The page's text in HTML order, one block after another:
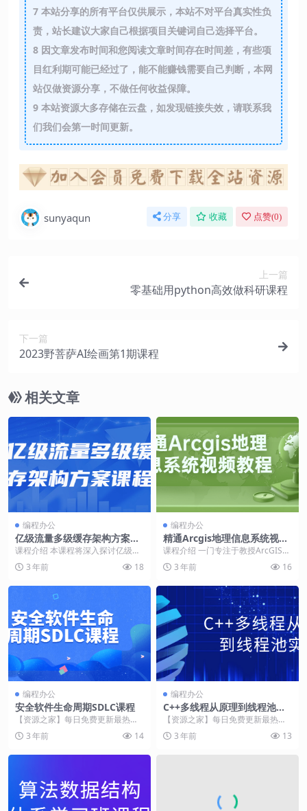
7本站分享的所有平台仅供展示，本站不对平台真实性负
责，站长建议大家自己根据项目关键词自己选择平台。
8因文章发布时间和您阅读文章时间存在时间差，有些项
目红利期可能已经过了，能不能赚钱需要自己判断，本网
站仅做资源分享，不做任何收益保障。
9本站资源大多存储在云盘，如发现链接失效，请联系我
们我们会第一时间更新。
sunyaqun 分享 收藏 点赞(0)
上一篇
零基础用python高效做科研课程
下一篇
2023野菩萨AI绘画第1期课程
相关文章
编程办公
亿级流量多级缓存架构方案课
程
课程介绍 本课程将深入探讨亿级流
量多级缓存架构方案，帮助学员理
解大规模流量处理的...
3 年前 18
编程办公
精通Arcgis地理信息系统视频
教程
课程介绍 一门专注于教授ArcGIS软
件的高级应用技能的课程。通过系
统化的视频教...
3 年前 16
编程办公
安全软件生命周期SDLC课程
【资源之家】每日免费更新最热门
的副业项目资源 课程介绍 安全软件
生命周期（SDL...
3 年前 14
编程办公
C++多线程从原理到线程池实
战
【资源之家】每日免费更新最热门
的副业项目资源 课程介绍 C++多线
程从原理到线程...
3 年前 13